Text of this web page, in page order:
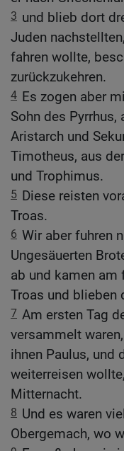
3 und blieb dort
Juden
fahren wollte,
zurückzukehren.
4 Es zogen aber
Sohn des
Aristarch und
Timotheus, aus
und Trophimus.
5 Diese reisten
Troas.
6 Wir aber fuhren
Ungesäuerten
ab und kamen am
Troas und blieben
7 Am ersten Tag
versammelt
ihnen Paulus, und
weiterreisen
Mitternacht.
8 Und es waren
Obergemach, wo